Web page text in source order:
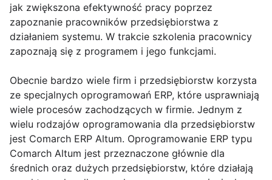
jak zwiększona efektywność pracy poprzez
zapoznanie pracowników przedsiębiorstwa z
działaniem systemu. W trakcie szkolenia pracownicy
zapoznają się z programem i jego funkcjami.
Obecnie bardzo wiele firm i przedsiębiorstw korzysta
ze specjalnych oprogramowań ERP, które usprawniają
wiele procesów zachodzących w firmie. Jednym z
wielu rodzajów oprogramowania dla przedsiębiorstw
jest Comarch ERP Altum. Oprogramowanie ERP typu
Comarch Altum jest przeznaczone głównie dla
średnich oraz dużych przedsiębiorstw, które działają